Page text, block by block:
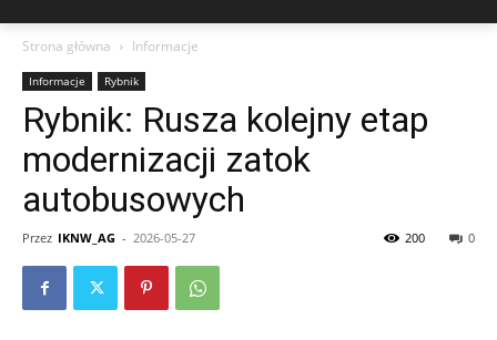
Strona główna Informacje
Informacje Rybnik
Rybnik: Rusza kolejny etap
modernizacji zatok
autobusowych
Przez IKNW_AG - 2026-05-27 0
200